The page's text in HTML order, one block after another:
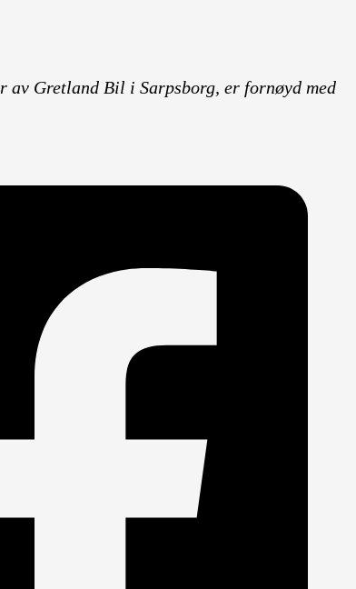
av Gretland Bil i Sarpsborg, er fornøyd med